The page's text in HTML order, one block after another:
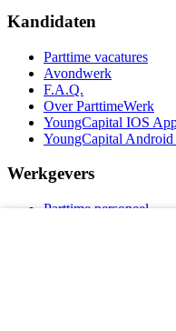
Kandidaten
Parttime vacatures
Avondwerk
F.A.Q.
Over ParttimeWerk
YoungCapital IOS
YoungCapital
Werkgevers
Parttime personeel